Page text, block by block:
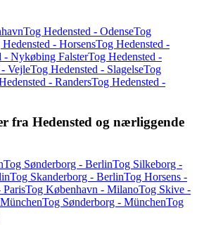
Tog Hedensted - OdenseTog
Hedensted - HorsensTog Hedensted -
- Nykøbing FalsterTog Hedensted -
VejleTog Hedensted - SlagelseTog
- RandersTog Hedensted -
fra Hedensted og nærliggende
Tog Sønderborg - BerlinTog Silkeborg -
Tog Skanderborg - BerlinTog Horsens -
ParisTog København - MilanoTog Skive -
Tog Sønderborg - MünchenTog